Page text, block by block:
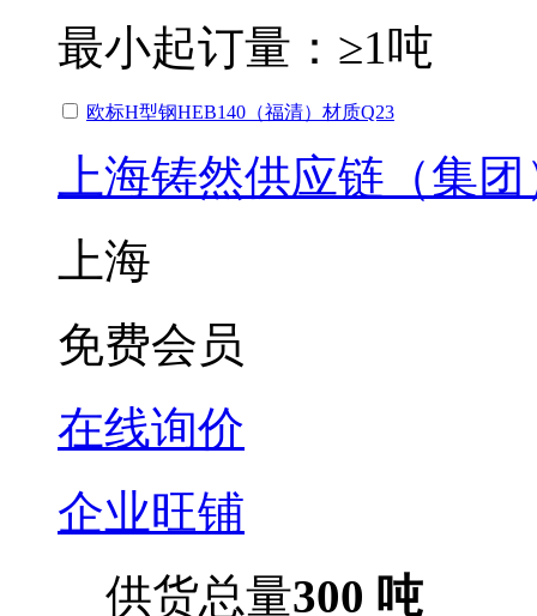
最小起订量： ≥1吨
欧标H型钢HEB140（福清）材质Q23
上海铸然供应链（集
上海
免费会员
在线询价
企业旺铺
供货总量300 吨